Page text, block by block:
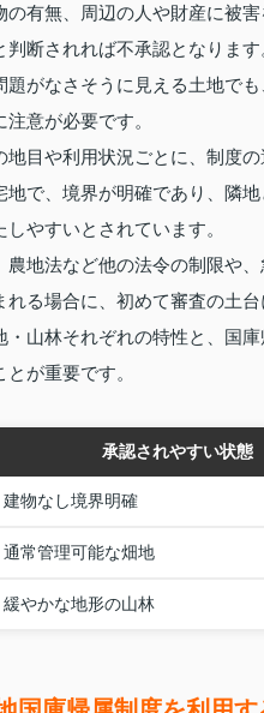
の有無、周辺の人や財産に被
断されれば不承認となります
題がなさそうに見える土地で
意が必要です。
目や利用状況ごとに、制度
地で、境界が明確であり、隣
やすいとされています。
農地法など他の法令の制限や
る場合に、初めて審査の土台
・山林それぞれの特性と、国
が重要です。
承認されやすい状態
建物なし境界明確
通常管理可能な畑地
緩やかな地形の山林